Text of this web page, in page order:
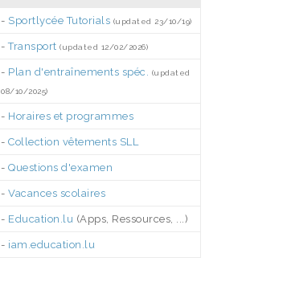
- Sportlycée Tutorials (updated 23/10/19)
-Transport (updated 12/02/2026)
- Plan d'entraînements spéc. (updated
08/10/2025)
- Horaires et programmes
- Collection vêtements SLL
- Questions d'examen
- Vacances scolaires
- Education.lu (Apps, Ressources, ...)
- iam.education.lu